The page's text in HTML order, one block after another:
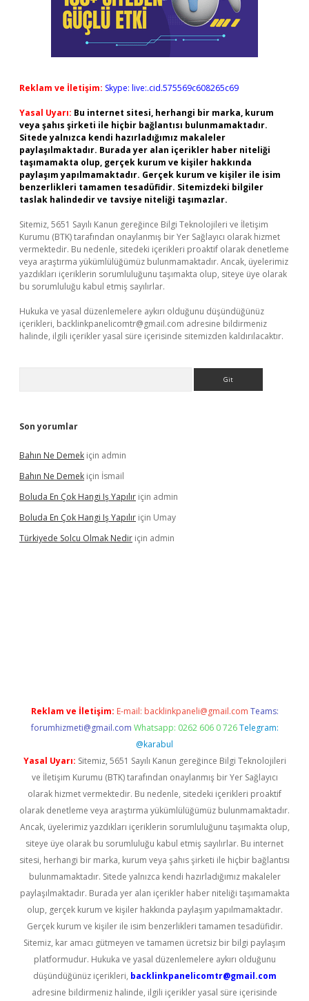
Reklam ve İletişim: Skype: live:.cid.575569c608265c69
Yasal Uyarı: Bu internet sitesi, herhangi bir marka, kurum
veya şahıs şirketi ile hiçbir bağlantısı bulunmamaktadır.
Sitede yalnızca kendi hazırladığımız makaleler
paylaşılmaktadır. Burada yer alan içerikler haber niteliği
taşımamakta olup, gerçek kurum ve kişiler hakkında
paylaşım yapılmamaktadır. Gerçek kurum ve kişiler ile isim
benzerlikleri tamamen tesadüfidir. Sitemizdeki bilgiler
taslak halindedir ve tavsiye niteliği taşımazlar.
Sitemiz, 5651 Sayılı Kanun gereğince Bilgi Teknolojileri ve İletişim
Kurumu (BTK) tarafından onaylanmış bir Yer Sağlayıcı olarak hizmet
vermektedir. Bu nedenle, sitedeki içerikleri proaktif olarak denetleme
veya araştırma yükümlülüğümüz bulunmamaktadır. Ancak, üyelerimiz
yazdıkları içeriklerin sorumluluğunu taşımakta olup, siteye üye olarak
bu sorumluluğu kabul etmiş sayılırlar.
Hukuka ve yasal düzenlemelere aykırı olduğunu düşündüğünüz
içerikleri, backlinkpanelicomtr@gmail.com adresine bildirmeniz
halinde, ilgili içerikler yasal süre içerisinde sitemizden kaldırılacaktır.
Son yorumlar
Bahın Ne Demek için admin
Bahın Ne Demek için İsmail
Boluda En Çok Hangi Iş Yapılır için admin
Boluda En Çok Hangi Iş Yapılır için Umay
Türkiyede Solcu Olmak Nedir için admin
Reklam ve İletişim: E-mail: backlinkpaneli@gmail.com Teams:
forumhizmeti@gmail.com Whatsapp: 0262 606 0 726 Telegram:
@karabul
Yasal Uyarı: Sitemiz, 5651 Sayılı Kanun gereğince Bilgi Teknolojileri
ve İletişim Kurumu (BTK) tarafından onaylanmış bir Yer Sağlayıcı
olarak hizmet vermektedir. Bu nedenle, sitedeki içerikleri proaktif
olarak denetleme veya araştırma yükümlülüğümüz bulunmamaktadır.
Ancak, üyelerimiz yazdıkları içeriklerin sorumluluğunu taşımakta olup,
siteye üye olarak bu sorumluluğu kabul etmiş sayılırlar. Bu internet
sitesi, herhangi bir marka, kurum veya şahıs şirketi ile hiçbir bağlantısı
bulunmamaktadır. Sitede yalnızca kendi hazırladığımız makaleler
paylaşılmaktadır. Burada yer alan içerikler haber niteliği taşımamakta
olup, gerçek kurum ve kişiler hakkında paylaşım yapılmamaktadır.
Gerçek kurum ve kişiler ile isim benzerlikleri tamamen tesadüfidir.
Sitemiz, kar amacı gütmeyen ve tamamen ücretsiz bir bilgi paylaşım
platformudur. Hukuka ve yasal düzenlemelere aykırı olduğunu
düşündüğünüz içerikleri, backlinkpanelicomtr@gmail.com
adresine bildirmeniz halinde, ilgili içerikler yasal süre içerisinde